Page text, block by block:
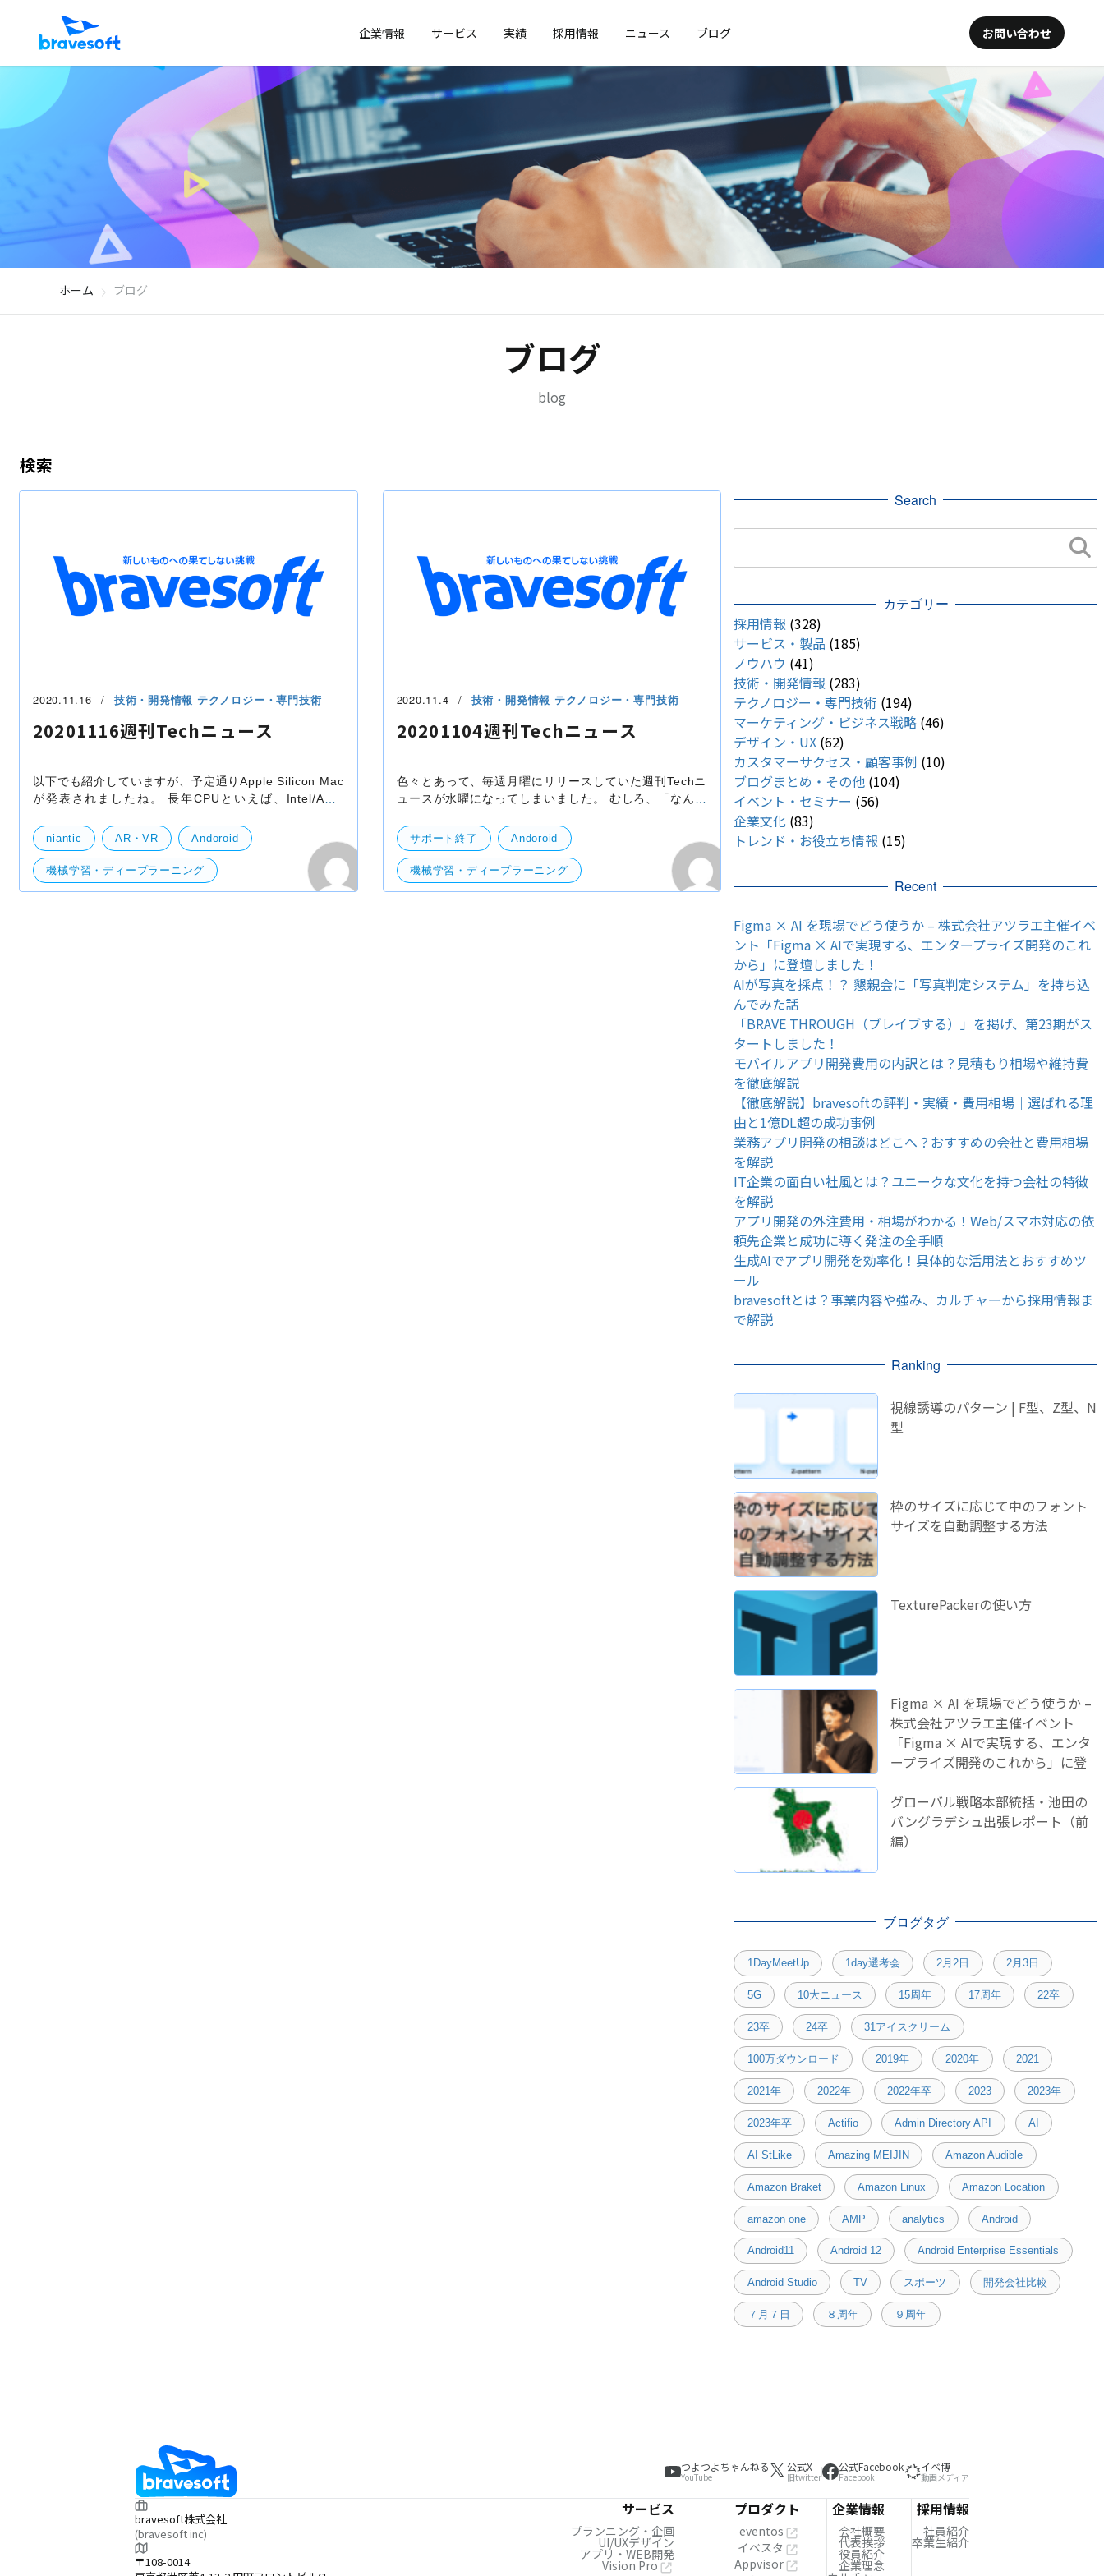
企業情報 サービス 実績 採用情報 ニュース ブログ お問い合わせ
ホーム ブログ
ブログ
blog
検索
2020.11.16 技術・開発情報 テクノロジー・専門技術
20201116週刊Techニュース
以下でも紹介していますが、予定通りApple Silicon Mac
が発表されましたね。 長年CPUといえば、Intel/AMD
が搭載したり、AWSもARMベースのインスタンスを出し
たり
niantic AR・VR Andoroid
機械学習・ディープラーニング
2020.11.4 技術・開発情報 テクノロジー・専門技術
20201104週刊Techニュース
色々とあって、毎週月曜にリリースしていた週刊Techニ
ュースが水曜になってしまいました。 むしろ、「なんで
い待っていただけているなら嬉しい限りですが。。。
サポート終了 Andoroid
機械学習・ディープラーニング
Search
カテゴリー
採用情報 (328)
サービス・製品 (185)
ノウハウ (41)
技術・開発情報 (283)
テクノロジー・専門技術 (194)
マーケティング・ビジネス戦略 (46)
デザイン・UX (62)
カスタマーサクセス・顧客事例 (10)
ブログまとめ・その他 (104)
イベント・セミナー (56)
企業文化 (83)
トレンド・お役立ち情報 (15)
Recent
Figma × AI を現場でどう使うか – 株式会社アツラエ主催イベ
ント「Figma × AIで実現する、エンタープライズ開発のこれ
から」に登壇しました！
AIが写真を採点！？ 懇親会に「写真判定システム」を持ち込
んでみた話
「BRAVE THROUGH（ブレイブする）」を掲げ、第23期がス
タートしました！
モバイルアプリ開発費用の内訳とは？見積もり相場や維持費
を徹底解説
【徹底解説】bravesoftの評判・実績・費用相場｜選ばれる理
由と1億DL超の成功事例
業務アプリ開発の相談はどこへ？おすすめの会社と費用相場
を解説
IT企業の面白い社風とは？ユニークな文化を持つ会社の特徴
を解説
アプリ開発の外注費用・相場がわかる！Web/スマホ対応の依
頼先企業と成功に導く発注の全手順
生成AIでアプリ開発を効率化！具体的な活用法とおすすめツ
ール
bravesoftとは？事業内容や強み、カルチャーから採用情報ま
で解説
Ranking
視線誘導のパターン | F型、Z型、N
型
枠のサイズに応じて中のフォント
サイズを自動調整する方法
TexturePackerの使い方
Figma × AI を現場でどう使うか –
株式会社アツラエ主催イベント
「Figma × AIで実現する、エンタ
ープライズ開発のこれから」に登
グローバル戦略本部統括・池田の
バングラデシュ出張レポート（前
編）
ブログタグ
1DayMeetUp 1day選考会 2月2日 2月3日
5G 10大ニュース 15周年 17周年 22卒
23卒 24卒 31アイスクリーム
100万ダウンロード 2019年 2020年 2021
2021年 2022年 2022年卒 2023 2023年
2023年卒 Actifio Admin Directory API AI
AI StLike Amazing MEIJIN Amazon Audible
Amazon Braket Amazon Linux Amazon Location
amazon one AMP analytics Android
Android11 Android 12 Android Enterprise Essentials
Android Studio TV スポーツ 開発会社比較
７月７日 ８周年 ９周年
つよつよちゃんねる
YouTube
公式X
旧twitter
公式Facebook
Facebook
イベ博
動画メディア
bravesoft株式会社
(bravesoft inc)
〒108-0014
サービス
プランニング・企画
UI/UXデザイン
アプリ・WEB開発
Vision Pro
プロダクト
eventos
イベスタ
Appvisor
企業情報
会社概要
代表挨拶
役員紹介
企業理念
採用情報
社員紹介
卒業生紹介